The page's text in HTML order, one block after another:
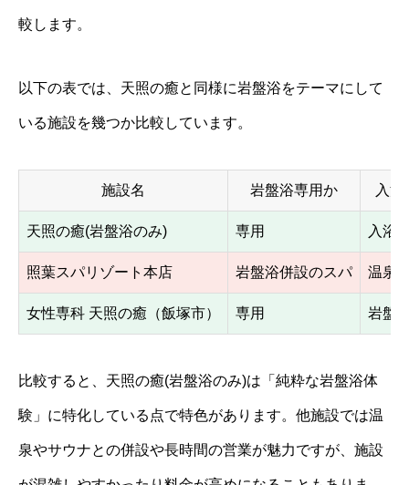
較します。
以下の表では、天照の癒と同様に岩盤浴をテーマにして
いる施設を幾つか比較しています。
施設名 岩盤浴専用か 入
天照の癒(岩盤浴のみ) 専用 入浴
照葉スパリゾート本店 岩盤浴併設のスパ 温泉
女性専科 天照の癒（飯塚市） 専用 岩盤
比較すると、天照の癒(岩盤浴のみ)は「純粋な岩盤浴体
験」に特化している点で特色があります。他施設では温
泉やサウナとの併設や長時間の営業が魅力ですが、施設